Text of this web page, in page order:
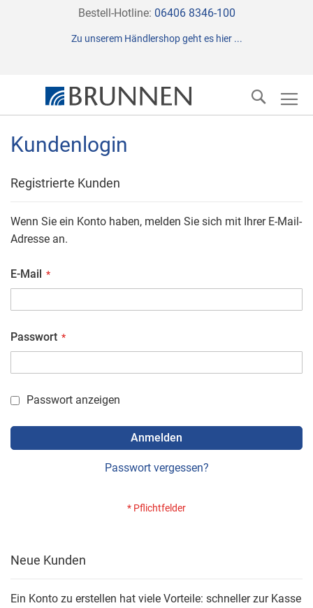
Direkt
Inhalt
Bestell-Hotline: 06406 8346-100
Zu unserem Händlershop geht es hier ...
Suche
Kundenlogin
Registrierte Kunden
Wenn Sie ein Konto haben, melden Sie sich mit Ihrer E-Mail-
Adresse an.
E-Mail
Passwort
Passwort anzeigen
Anmelden
Passwort vergessen?
Neue Kunden
Ein Konto zu erstellen hat viele Vorteile: schneller zur Kasse